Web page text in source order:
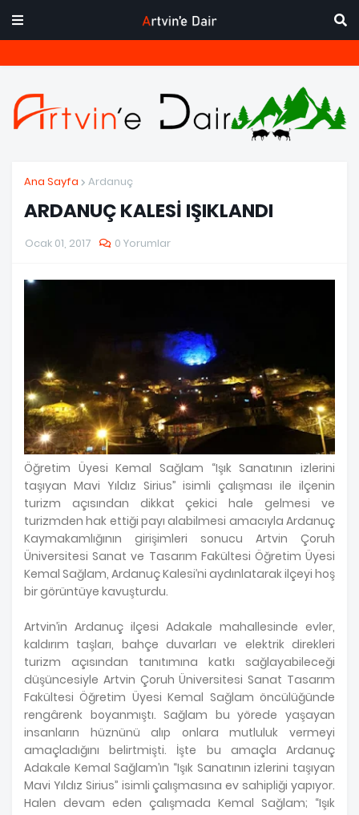
Ana Sayfa Ardanuç
ARDANUÇ KALESİ IŞIKLANDI
Ocak 01, 2017 0 Yorumlar
Öğretim Üyesi Kemal Sağlam “Işık Sanatının izlerini
taşıyan Mavi Yıldız Sirius” isimli çalışması ile ilçenin
turizm açısından dikkat çekici hale gelmesi ve
turizmden hak ettiği payı alabilmesi amacıyla Ardanuç
Kaymakamlığının girişimleri sonucu Artvin Çoruh
Üniversitesi Sanat ve Tasarım Fakültesi Öğretim Üyesi
Kemal Sağlam, Ardanuç Kalesi’ni aydınlatarak ilçeyi hoş
bir görüntüye kavuşturdu.
Artvin’in Ardanuç ilçesi Adakale mahallesinde evler,
kaldırım taşları, bahçe duvarları ve elektrik direkleri
turizm açısından tanıtımına katkı sağlayabileceği
düşüncesiyle Artvin Çoruh Üniversitesi Sanat Tasarım
Fakültesi Öğretim Üyesi Kemal Sağlam öncülüğünde
rengârenk boyanmıştı. Sağlam bu yörede yaşayan
insanların hüznünü alıp onlara mutluluk vermeyi
amaçladığını belirtmişti. İşte bu amaçla Ardanuç
Adakale Kemal Sağlam’ın “Işık Sanatının izlerini taşıyan
Mavi Yıldız Sirius” isimli çalışmasına ev sahipliği yapıyor.
Halen devam eden çalışmada Kemal Sağlam; “Işık